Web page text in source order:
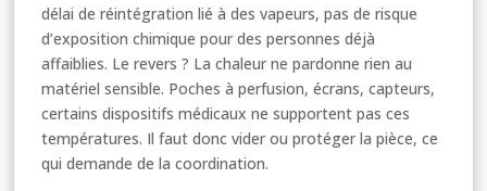
délai de réintégration lié à des vapeurs, pas de risque
d’exposition chimique pour des personnes déjà
affaiblies. Le revers ? La chaleur ne pardonne rien au
matériel sensible. Poches à perfusion, écrans, capteurs,
certains dispositifs médicaux ne supportent pas ces
températures. Il faut donc vider ou protéger la pièce, ce
qui demande de la coordination.